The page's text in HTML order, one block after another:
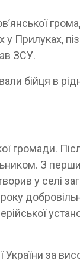
у Прилуках,
ЗСУ.
бійця в
громади.
З
у селі
за